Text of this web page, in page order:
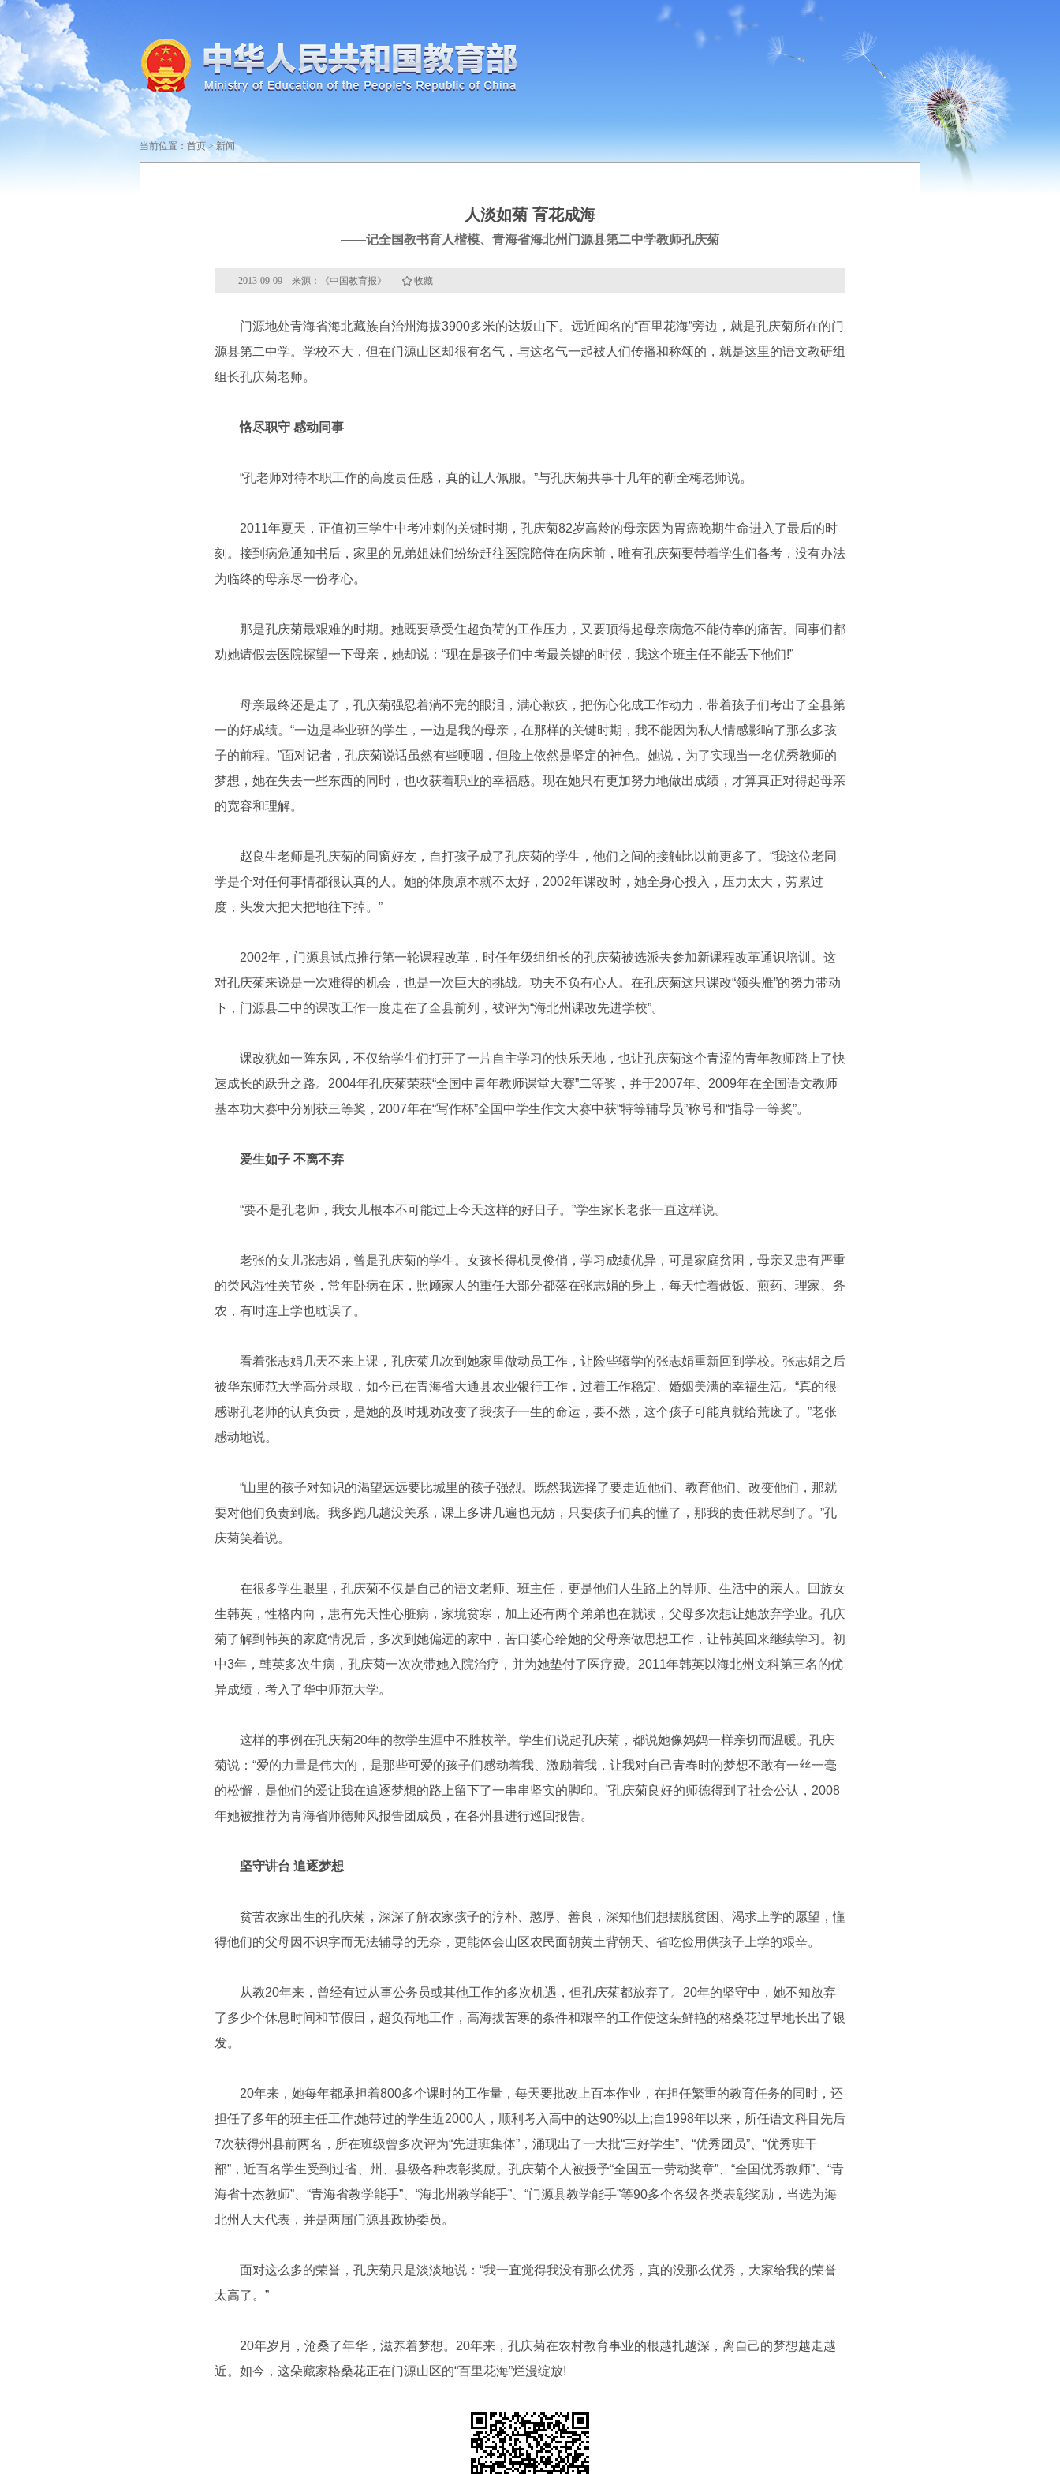
当前位置： 首页>新闻
人淡如菊 育花成海
——记全国教书育人楷模、青海省海北州门源县第二中学教师孔庆菊
2013-09-09 来源：《中国教育报》 收藏
门源地处青海省海北藏族自治州海拔3900多米的达坂山下。远近闻名的“百里花海”旁边，就是孔庆菊所在的门
源县第二中学。学校不大，但在门源山区却很有名气，与这名气一起被人们传播和称颂的，就是这里的语文教研组
组长孔庆菊老师。
恪尽职守 感动同事
“孔老师对待本职工作的高度责任感，真的让人佩服。”与孔庆菊共事十几年的靳全梅老师说。
2011年夏天，正值初三学生中考冲刺的关键时期，孔庆菊82岁高龄的母亲因为胃癌晚期生命进入了最后的时
刻。接到病危通知书后，家里的兄弟姐妹们纷纷赶往医院陪侍在病床前，唯有孔庆菊要带着学生们备考，没有办法
为临终的母亲尽一份孝心。
那是孔庆菊最艰难的时期。她既要承受住超负荷的工作压力，又要顶得起母亲病危不能侍奉的痛苦。同事们都
劝她请假去医院探望一下母亲，她却说：“现在是孩子们中考最关键的时候，我这个班主任不能丢下他们!”
母亲最终还是走了，孔庆菊强忍着淌不完的眼泪，满心歉疚，把伤心化成工作动力，带着孩子们考出了全县第
一的好成绩。“一边是毕业班的学生，一边是我的母亲，在那样的关键时期，我不能因为私人情感影响了那么多孩
子的前程。”面对记者，孔庆菊说话虽然有些哽咽，但脸上依然是坚定的神色。她说，为了实现当一名优秀教师的
梦想，她在失去一些东西的同时，也收获着职业的幸福感。现在她只有更加努力地做出成绩，才算真正对得起母亲
的宽容和理解。
赵良生老师是孔庆菊的同窗好友，自打孩子成了孔庆菊的学生，他们之间的接触比以前更多了。“我这位老同
学是个对任何事情都很认真的人。她的体质原本就不太好，2002年课改时，她全身心投入，压力太大，劳累过
度，头发大把大把地往下掉。”
2002年，门源县试点推行第一轮课程改革，时任年级组组长的孔庆菊被选派去参加新课程改革通识培训。这
对孔庆菊来说是一次难得的机会，也是一次巨大的挑战。功夫不负有心人。在孔庆菊这只课改“领头雁”的努力带动
下，门源县二中的课改工作一度走在了全县前列，被评为“海北州课改先进学校”。
课改犹如一阵东风，不仅给学生们打开了一片自主学习的快乐天地，也让孔庆菊这个青涩的青年教师踏上了快
速成长的跃升之路。2004年孔庆菊荣获“全国中青年教师课堂大赛”二等奖，并于2007年、2009年在全国语文教师
基本功大赛中分别获三等奖，2007年在“写作杯”全国中学生作文大赛中获“特等辅导员”称号和“指导一等奖”。
爱生如子 不离不弃
“要不是孔老师，我女儿根本不可能过上今天这样的好日子。”学生家长老张一直这样说。
老张的女儿张志娟，曾是孔庆菊的学生。女孩长得机灵俊俏，学习成绩优异，可是家庭贫困，母亲又患有严重
的类风湿性关节炎，常年卧病在床，照顾家人的重任大部分都落在张志娟的身上，每天忙着做饭、煎药、理家、务
农，有时连上学也耽误了。
看着张志娟几天不来上课，孔庆菊几次到她家里做动员工作，让险些辍学的张志娟重新回到学校。张志娟之后
被华东师范大学高分录取，如今已在青海省大通县农业银行工作，过着工作稳定、婚姻美满的幸福生活。“真的很
感谢孔老师的认真负责，是她的及时规劝改变了我孩子一生的命运，要不然，这个孩子可能真就给荒废了。”老张
感动地说。
“山里的孩子对知识的渴望远远要比城里的孩子强烈。既然我选择了要走近他们、教育他们、改变他们，那就
要对他们负责到底。我多跑几趟没关系，课上多讲几遍也无妨，只要孩子们真的懂了，那我的责任就尽到了。”孔
庆菊笑着说。
在很多学生眼里，孔庆菊不仅是自己的语文老师、班主任，更是他们人生路上的导师、生活中的亲人。回族女
生韩英，性格内向，患有先天性心脏病，家境贫寒，加上还有两个弟弟也在就读，父母多次想让她放弃学业。孔庆
菊了解到韩英的家庭情况后，多次到她偏远的家中，苦口婆心给她的父母亲做思想工作，让韩英回来继续学习。初
中3年，韩英多次生病，孔庆菊一次次带她入院治疗，并为她垫付了医疗费。2011年韩英以海北州文科第三名的优
异成绩，考入了华中师范大学。
这样的事例在孔庆菊20年的教学生涯中不胜枚举。学生们说起孔庆菊，都说她像妈妈一样亲切而温暖。孔庆
菊说：“爱的力量是伟大的，是那些可爱的孩子们感动着我、激励着我，让我对自己青春时的梦想不敢有一丝一毫
的松懈，是他们的爱让我在追逐梦想的路上留下了一串串坚实的脚印。”孔庆菊良好的师德得到了社会公认，2008
年她被推荐为青海省师德师风报告团成员，在各州县进行巡回报告。
坚守讲台 追逐梦想
贫苦农家出生的孔庆菊，深深了解农家孩子的淳朴、憨厚、善良，深知他们想摆脱贫困、渴求上学的愿望，懂
得他们的父母因不识字而无法辅导的无奈，更能体会山区农民面朝黄土背朝天、省吃俭用供孩子上学的艰辛。
从教20年来，曾经有过从事公务员或其他工作的多次机遇，但孔庆菊都放弃了。20年的坚守中，她不知放弃
了多少个休息时间和节假日，超负荷地工作，高海拔苦寒的条件和艰辛的工作使这朵鲜艳的格桑花过早地长出了银
发。
20年来，她每年都承担着800多个课时的工作量，每天要批改上百本作业，在担任繁重的教育任务的同时，还
担任了多年的班主任工作;她带过的学生近2000人，顺利考入高中的达90%以上;自1998年以来，所任语文科目先后
7次获得州县前两名，所在班级曾多次评为“先进班集体”，涌现出了一大批“三好学生”、“优秀团员”、“优秀班干
部”，近百名学生受到过省、州、县级各种表彰奖励。孔庆菊个人被授予“全国五一劳动奖章”、“全国优秀教师”、“青
海省十杰教师”、“青海省教学能手”、“海北州教学能手”、“门源县教学能手”等90多个各级各类表彰奖励，当选为海
北州人大代表，并是两届门源县政协委员。
面对这么多的荣誉，孔庆菊只是淡淡地说：“我一直觉得我没有那么优秀，真的没那么优秀，大家给我的荣誉
太高了。”
20年岁月，沧桑了年华，滋养着梦想。20年来，孔庆菊在农村教育事业的根越扎越深，离自己的梦想越走越
近。如今，这朵藏家格桑花正在门源山区的“百里花海”烂漫绽放!